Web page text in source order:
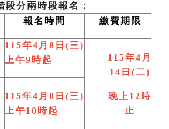
段分兩時段報名：
報名時間 繳費期限
115年4月8日(三)
上午9時起
115年4月
14日(二)
晚上12時
止
115年4月8日(三)
上午10時起